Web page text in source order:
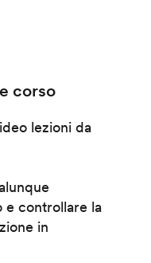
corso
lezioni da
e controllare la
in